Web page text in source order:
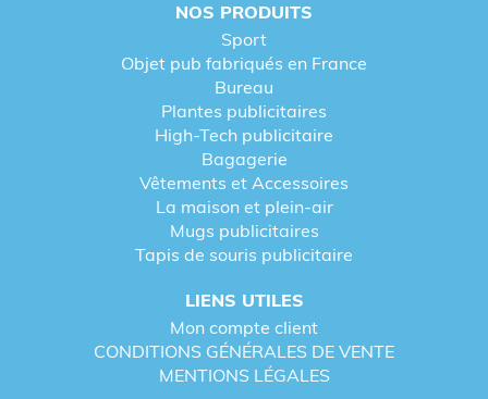
NOS PRODUITS
Sport
Objet pub fabriqués en France
Bureau
Plantes publicitaires
High-Tech publicitaire
Bagagerie
Vêtements et Accessoires
La maison et plein-air
Mugs publicitaires
Tapis de souris publicitaire
LIENS UTILES
Mon compte client
CONDITIONS GÉNÉRALES DE VENTE
MENTIONS LÉGALES